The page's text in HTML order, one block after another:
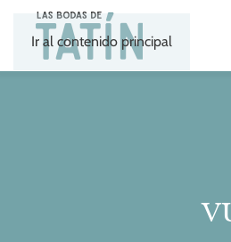
Ir al contenido principal